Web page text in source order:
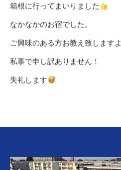
箱根に行ってまいりました
なかなかのお宿でした。
ご興味のある方お教え致しますよ
私事で申し訳ありません！
失礼します